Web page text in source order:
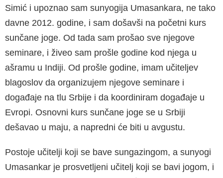
Simić i upoznao sam sunyogija Umasankara, ne tako
davne 2012. godine, i sam došavši na početni kurs
sunčane joge. Od tada sam prošao sve njegove
seminare, i živeo sam prošle godine kod njega u
ašramu u Indiji. Od prošle godine, imam učiteljev
blagoslov da organizujem njegove seminare i
događaje na tlu Srbije i da koordiniram događaje u
Evropi. Osnovni kurs sunčane joge se u Srbiji
dešavao u maju, a napredni će biti u avgustu.
Postoje učitelji koji se bave sungazingom, a sunyogi
Umasankar je prosvetljeni učitelj koji se bavi jogom, i